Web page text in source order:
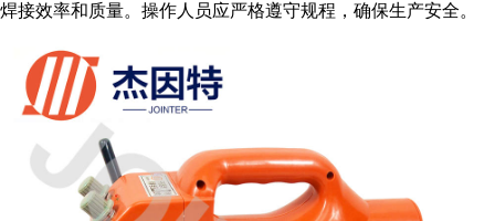
焊接效率和质量。操作人员应严格遵守规程，确保生产安全。